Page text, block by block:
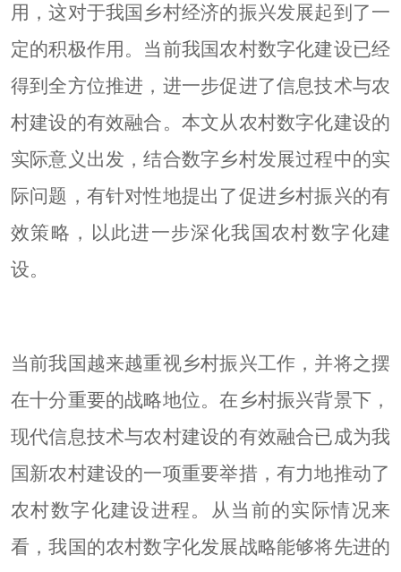
用，这对于我国乡村经济的振兴发展起到了一
定的积极作用。当前我国农村数字化建设已经
得到全方位推进，进一步促进了信息技术与农
村建设的有效融合。本文从农村数字化建设的
实际意义出发，结合数字乡村发展过程中的实
际问题，有针对性地提出了促进乡村振兴的有
效策略，以此进一步深化我国农村数字化建
设。
当前我国越来越重视乡村振兴工作，并将之摆
在十分重要的战略地位。在乡村振兴背景下，
现代信息技术与农村建设的有效融合已成为我
国新农村建设的一项重要举措，有力地推动了
农村数字化建设进程。从当前的实际情况来
看，我国的农村数字化发展战略能够将先进的